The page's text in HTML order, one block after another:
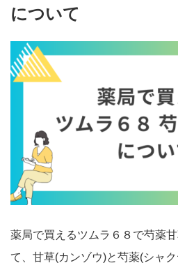
について
薬局で買えるツムラ６８で芍薬
て、甘草(カンゾウ)と芍薬(シャ